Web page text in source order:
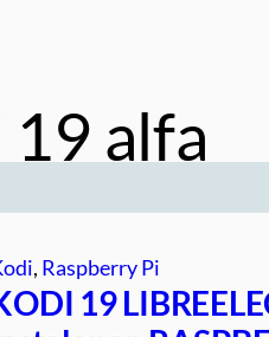
19 alfa
, Raspberry Pi
19